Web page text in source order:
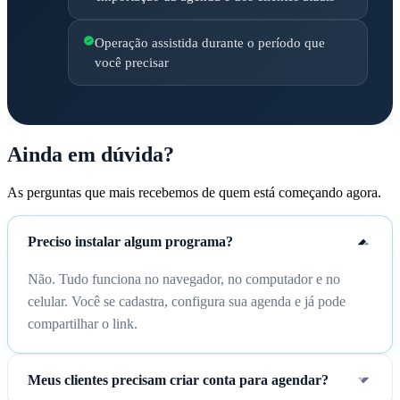
Operação assistida durante o período que
você precisar
Ainda em dúvida?
As perguntas que mais recebemos de quem está começando agora.
Preciso instalar algum programa?
Não. Tudo funciona no navegador, no computador e no
celular. Você se cadastra, configura sua agenda e já pode
compartilhar o link.
Meus clientes precisam criar conta para agendar?